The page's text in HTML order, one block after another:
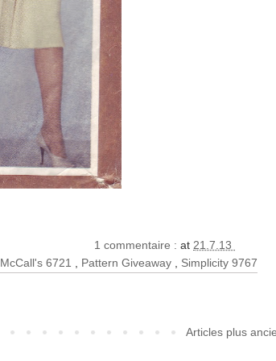
1 commentaire : at 21.7.13
McCall's 6721 , Pattern Giveaway , Simplicity 9767
Articles plus